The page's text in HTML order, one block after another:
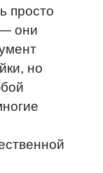
просто
— они
но